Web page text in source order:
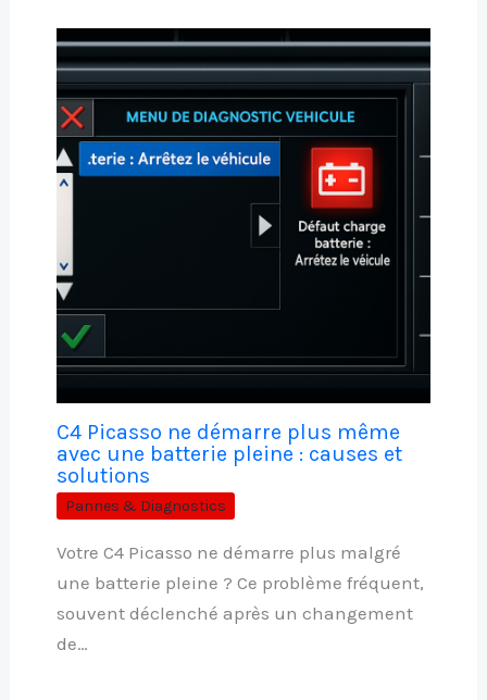
C4 Picasso ne démarre plus même
avec une batterie pleine : causes et
solutions
Pannes & Diagnostics
Votre C4 Picasso ne démarre plus malgré
une batterie pleine ? Ce problème fréquent,
souvent déclenché après un changement
de…